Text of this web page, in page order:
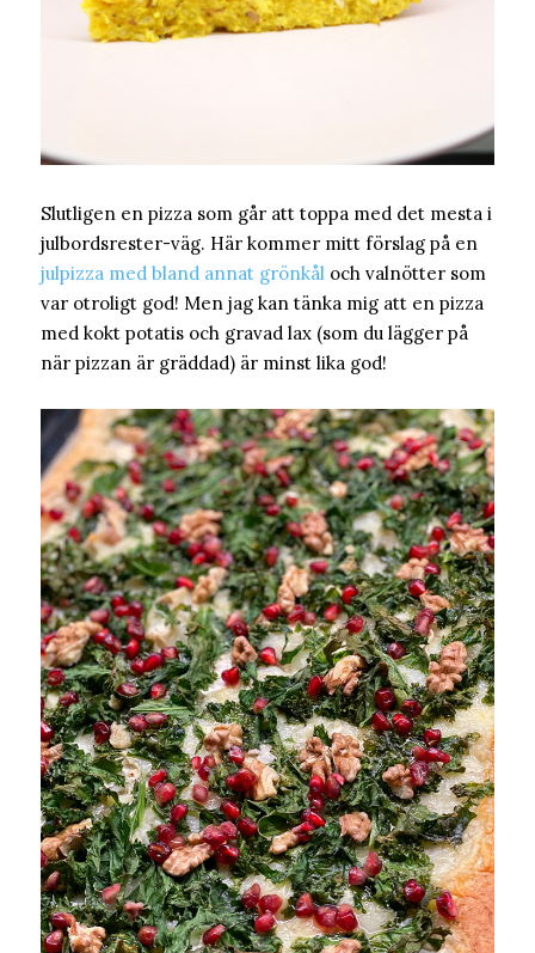
Slutligen en pizza som går att toppa med det mesta i
julbordsrester-väg. Här kommer mitt förslag på en
julpizza med bland annat grönkål och valnötter som
var otroligt god! Men jag kan tänka mig att en pizza
med kokt potatis och gravad lax (som du lägger på
när pizzan är gräddad) är minst lika god!